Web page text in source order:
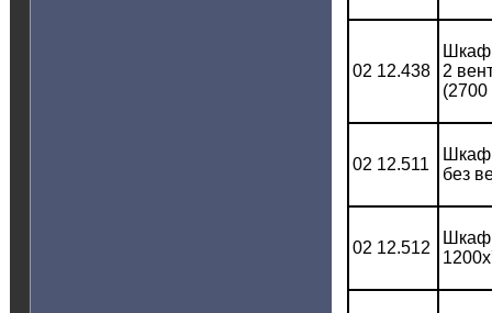
02 12.438
Шкаф
2
02 12.511
Шкаф
без
02 12.512
Шкаф